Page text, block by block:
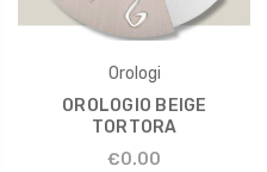
Orologi
OROLOGIO BEIGE
TORTORA
€0.00